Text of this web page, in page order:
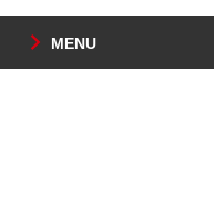
MENU